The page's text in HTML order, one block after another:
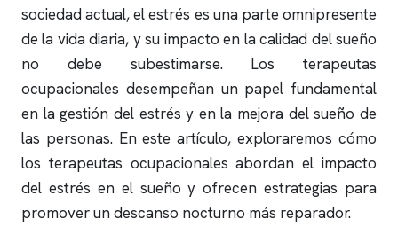
sociedad actual, el estrés es una parte omnipresente
de la vida diaria, y su impacto en la calidad del sueño
no debe subestimarse. Los terapeutas
ocupacionales desempeñan un papel fundamental
en la gestión del estrés y en la mejora del sueño de
las personas. En este artículo, exploraremos cómo
los terapeutas ocupacionales abordan el impacto
del estrés en el sueño y ofrecen estrategias para
promover un descanso nocturno más reparador.